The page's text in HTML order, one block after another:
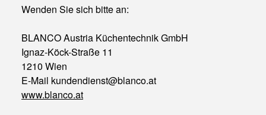
Wenden Sie sich bitte an:
BLANCO Austria Küchentechnik GmbH
Ignaz-Köck-Straße 11
1210 Wien
E-Mail kundendienst@blanco.at
www.blanco.at